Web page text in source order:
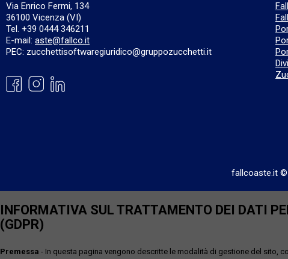
Via Enrico Fermi, 134
36100 Vicenza (VI)
Tel. +39 0444 346211
E-mail: aste@fallco.it
PEC: zucchettisoftwaregiuridico@gruppozucchetti.it
fallcoaste.it ©
INFORMATIVA SUL TRATTAMENTO DEI DATI
(GDPR)
Premessa - In questa pagina vengono descritte le modalità di gestione del sito,